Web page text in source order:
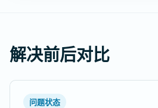
解决前后对比
问题状态